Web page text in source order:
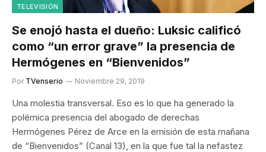
TELEVISIÓN
Se enojó hasta el dueño: Luksic calificó
como “un error grave” la presencia de
Hermógenes en “Bienvenidos”
Por TVenserio Noviembre 29, 2019
Una molestia transversal. Eso es lo que ha generado la
polémica presencia del abogado de derechas
Hermógenes Pérez de Arce en la emisión de esta mañana
de “Bienvenidos” (Canal 13), en la que fue tal la nefastez